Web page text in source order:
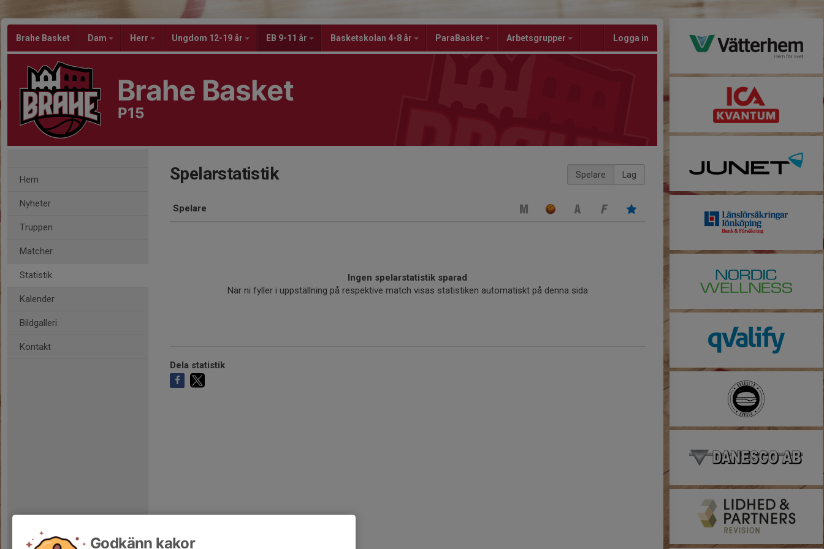
Brahe Basket Dam Herr Ungdom 12-19 år EB 9-11 år Basketskolan 4-8 år ParaBasket Arbetsgrupper Logga in
Brahe Basket
P15
Hem
Nyheter
Truppen
Matcher
Statistik
Kalender
Bildgalleri
Kontakt
Spelare Lag
Spelarstatistik
Spelare
Ingen spelarstatistik sparad
När ni fyller i uppställning på respektive match visas statistiken automatiskt på denna sida
Dela statistik
Godkänn kakor